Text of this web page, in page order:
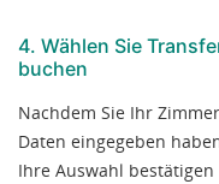
4. Wählen Sie
buchen
Nachdem Sie Ihr
Daten eingegeben
Ihre Auswahl